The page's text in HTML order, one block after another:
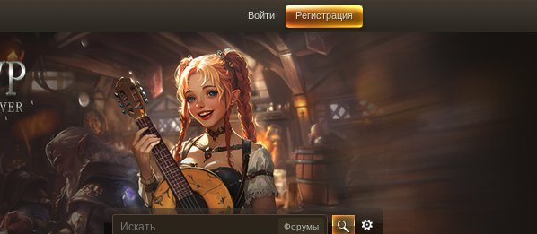
Войти Регистрация
Форумы